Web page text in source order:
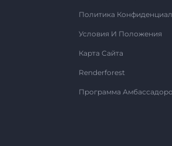
Политика
Условия И Положения
Карта Сайта
Renderforest
Программа